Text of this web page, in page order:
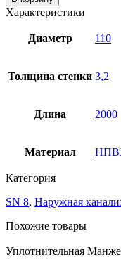
Труба
НПВХ
канализационная
стенкой
со
внутреним
110х3,2х2000
ГОСТ
Р
54475-
2011
Характеристики
Диаметр 110
Толщина стенки 3,2
Длина 2000
Материал
Категория
SN 8, Наружная
Похожие товары
Уплотнительная